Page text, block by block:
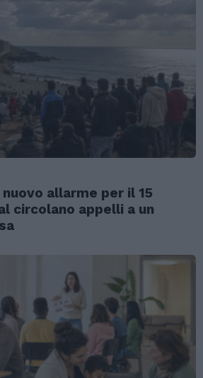
allarme per il 15
circolano appelli a un